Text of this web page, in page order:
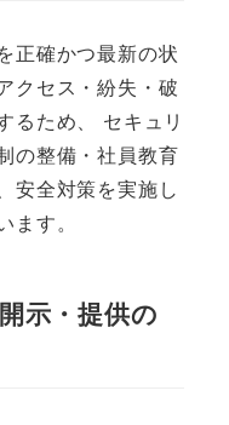
正確かつ最新の状
クセス・紛失・破
るため、 セキュリ
の整備・社員教育
安全対策を実施し
す。
示・提供の